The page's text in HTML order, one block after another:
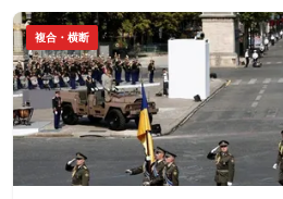
複合・横断